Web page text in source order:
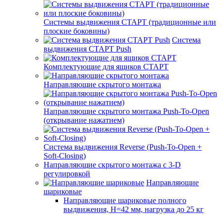
Системы выдвижения СТАРТ (традиционные или
плоские боковины)
Система
выдвижения СТАРТ Push
Комплектующие для ящиков СТАРТ
Направляющие скрытого монтажа
Направляющие скрытого монтажа Push-To-Open
(открывание нажатием)
Система выдвижения Reverse (Push-To-Open +
Soft-Closing)
Направляющие скрытого монтажа с 3-D
регулировкой
Направляющие
шариковые
Направляющие шариковые полного
выдвижения, H=42 мм, нагрузка до 25 кг